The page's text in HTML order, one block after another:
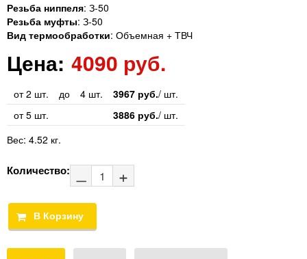
Резьба ниппеля: З-50
Резьба муфты: З-50
Вид термообработки: Объемная + ТВЧ
Цена: 4090 руб.
от 2 шт. до 4 шт. 3967 руб./ шт.
от 5 шт.
3886 руб./ шт.
Вес: 4.52 кг.
Количество: